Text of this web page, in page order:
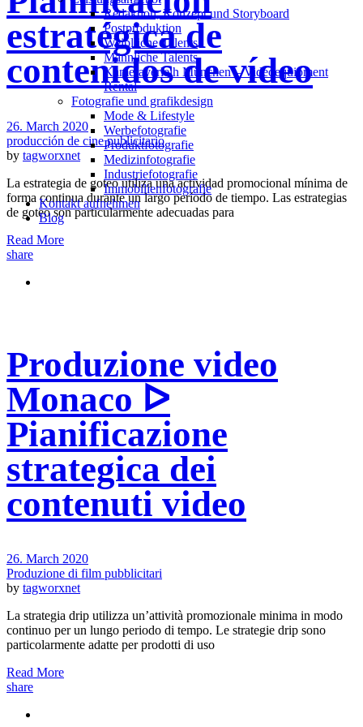
Redak­ti­on, Kon­zept und Storyboard
Post­pro­duk­ti­on
Weiblliche Talents
Männliche Talents
Kameraverleih München – Videoequipment
Rental
Fotografie und grafikdesign
Mode & Lifestyle
Werbefotografie
Produktfotografie
Medizinfotografie
Industriefotografie
Immobilienfotografie
Kontakt aufnehmen
Blog
estratégica de
contenidos de vídeo
26. March 2020
producción de cine publicitario
by tagworxnet
La estrategia de goteo utiliza una actividad promocional mínima de
forma continua durante un largo período de tiempo. Las estrategias
de goteo son particularmente adecuadas para
Read More
share
Produzione video
Monaco ᐅ
Pianificazione
strategica dei
contenuti video
26. March 2020
Produzione di film pubblicitari
by tagworxnet
La strategia drip utilizza un’attività promozionale minima in modo
continuo per un lungo periodo di tempo. Le strategie drip sono
particolarmente adatte per prodotti di uso
Read More
share